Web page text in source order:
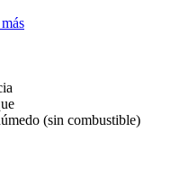
(sin combustible)